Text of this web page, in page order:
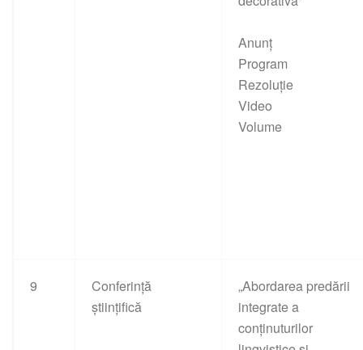
Anunț
Program
Rezoluție
Video
Volume
9
Conferință
științifică
„Abordarea predării
integrate a
conținuturilor